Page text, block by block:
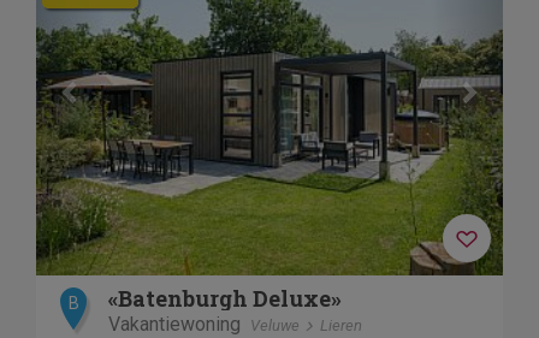
B «Batenburgh Deluxe»
Vakantiewoning Veluwe Lieren